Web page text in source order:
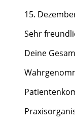
15.
Sehr
Deine